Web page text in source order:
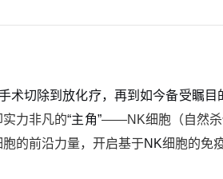
术切除到放化疗，再到如今备受瞩
力非凡的“主角”——NK细胞 （自然
的前沿力量，开启基于NK细胞的免